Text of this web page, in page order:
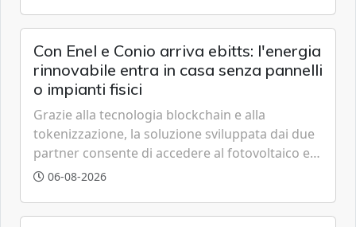
Con Enel e Conio arriva ebitts: l'energia
rinnovabile entra in casa senza pannelli
o impianti fisici
Grazie alla tecnologia blockchain e alla
tokenizzazione, la soluzione sviluppata dai due
partner consente di accedere al fotovoltaico e
all'eolico ottenendo risparmi diretti in bolletta,
06-08-2026